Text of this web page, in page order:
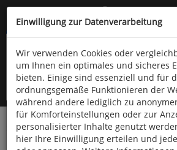
Kompletten Head der Seite
oder (06766) 9323-960
Startseite Bücher
Biologie
Haustiere & Nutztiere
Einwilligung zur Datenverarbeitung
Wir verwenden Cookies oder
um Ihnen ein optimales und sicheres
bieten. Einige sind essenziell und für
ordnungsgemäße Funktionieren der
während andere lediglich zu
für Komforteinstellungen oder zur
personalisierter Inhalte genutzt
hier Ihre Einwilligung erteilen und